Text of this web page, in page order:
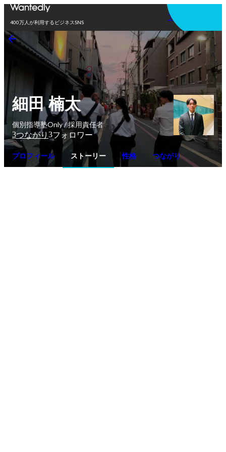
400万人が利用するビジネスSNS
アプリを使う
細田 楠太
個別指導塾Only / 採用責任者
3つながり 3フォロワー
プロフィール ストーリー 性格 つながり